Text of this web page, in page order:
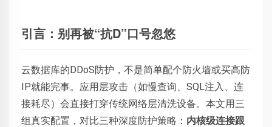
引言：别再被“抗D”口号忽悠
云数据库的DDoS防护，不是简单配个防火墙或买高防
IP就能完事。应用层攻击（如慢查询、SQL注入、连
接耗尽）会直接打穿传统网络层清洗设备。本文用三
组真实配置，对比三种深度防护策略： 内核级连接跟